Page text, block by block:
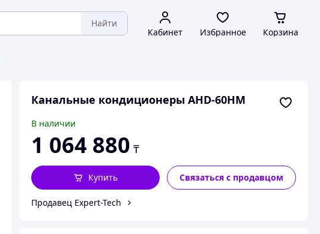
Найти
Кабинет Избранное Корзина
Канальные кондиционеры AHD-60HM
В наличии
1 064 880 ₸
Купить Связаться с продавцом
Продавец Expert-Tech